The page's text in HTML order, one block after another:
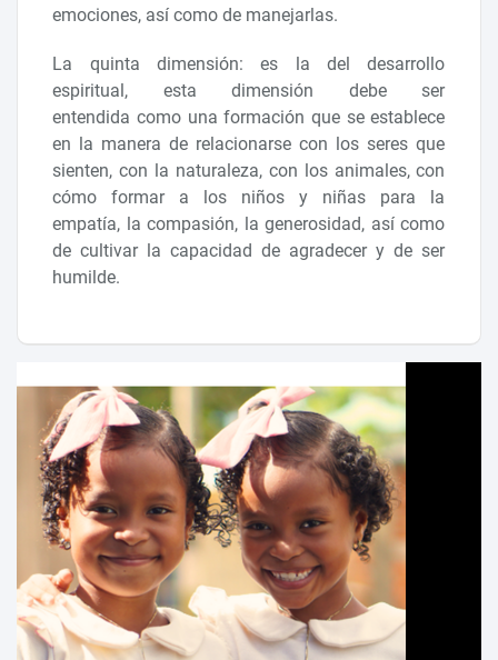
emociones, así como de manejarlas.
La quinta dimensión: es la del desarrollo
espiritual, esta dimensión debe ser
entendida como una formación que se establece
en la manera de relacionarse con los seres que
sienten, con la naturaleza, con los animales, con
cómo formar a los niños y niñas para la
empatía, la compasión, la generosidad, así como
de cultivar la capacidad de agradecer y de ser
humilde.